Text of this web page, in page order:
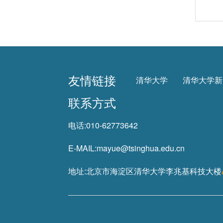
友情链接 清华大学 清华大学
联系方式
电话:010-62773642
E-MAIL:mayue@tsinghua.edu.cn
地址:北京市海淀区清华大学李兆基科技大楼